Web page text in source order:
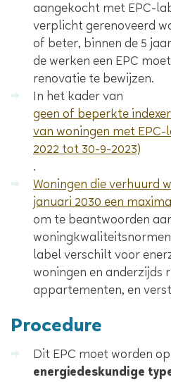
aangekocht met EPC-
verplicht gerenoveerd
of beter, binnen de 5
de werken een EPC
renovatie te bewijzen.
In het kader van
geen of beperkte
van woningen met EPC-
2022 tot 30-9-2023)
.
Woningen die verhuurd
januari 2030 een
om te beantwoorden
label verschilt voor
woningen en anderzijds
appartementen, en
Procedure
Dit EPC moet worden
energiedeskundige